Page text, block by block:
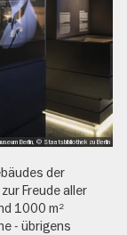
Berlin, © Staatsbibliothek zu Berlin
der
Freude aller
1000 m²
- übrigens